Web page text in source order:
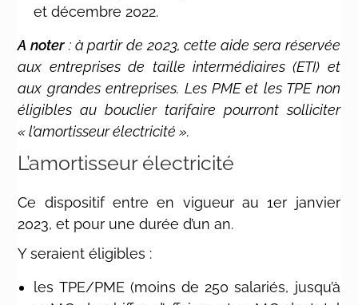
et décembre 2022.
A noter : à partir de 2023, cette aide sera réservée
aux entreprises de taille intermédiaires (ETI) et
aux grandes entreprises. Les PME et les TPE non
éligibles au bouclier tarifaire pourront solliciter
« l’amortisseur électricité ».
L’amortisseur électricité
Ce dispositif entre en vigueur au 1er janvier
2023, et pour une durée d’un an.
Y seraient éligibles :
les TPE/PME (moins de 250 salariés, jusqu’à